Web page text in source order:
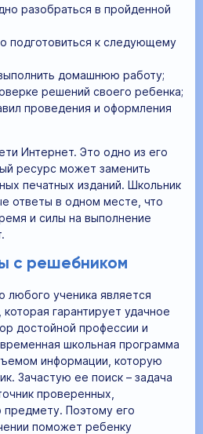
разобраться в пройденной
подготовиться к следующему
домашнюю работу;
решений своего ребенка;
проведения и оформления
Интернет. Это одно из его
ресурс может заменить
печатных изданий. Школьник
ответы в одном месте, что
и силы на выполнение
с решебником
любого ученика является
гарантирует удачное
достойной профессии и
школьная программа
информации, которую
Зачастую ее поиск – задача
проверенных,
Поэтому его
поможет ребенку